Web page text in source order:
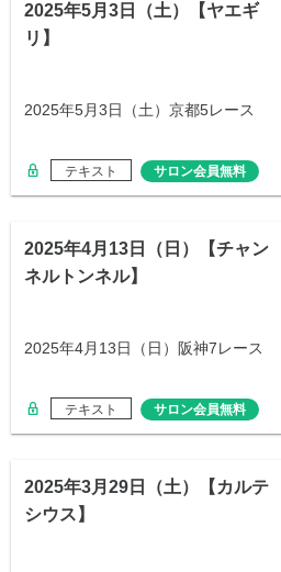
2025年5月3日（土）【ヤエギ
リ】
2025年5月3日（土）京都5レース
テキスト サロン会員無料
2025年4月13日（日）【チャン
ネルトンネル】
2025年4月13日（日）阪神7レース
テキスト サロン会員無料
2025年3月29日（土）【カルテ
シウス】